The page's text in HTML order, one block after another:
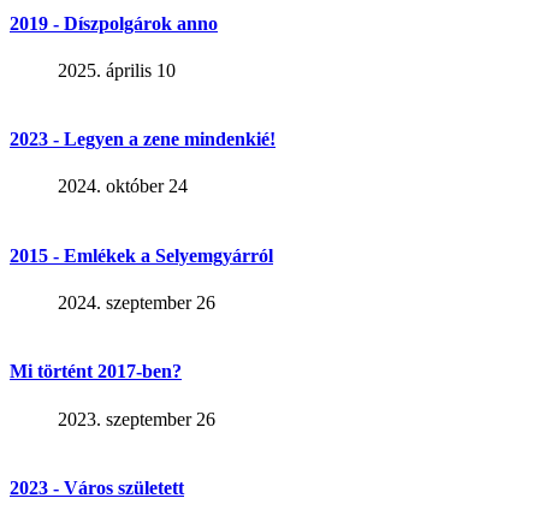
2019 - Díszpolgárok anno
2025. április 10
2023 - Legyen a zene mindenkié!
2024. október 24
2015 - Emlékek a Selyemgyárról
2024. szeptember 26
Mi történt 2017-ben?
2023. szeptember 26
2023 - Város született